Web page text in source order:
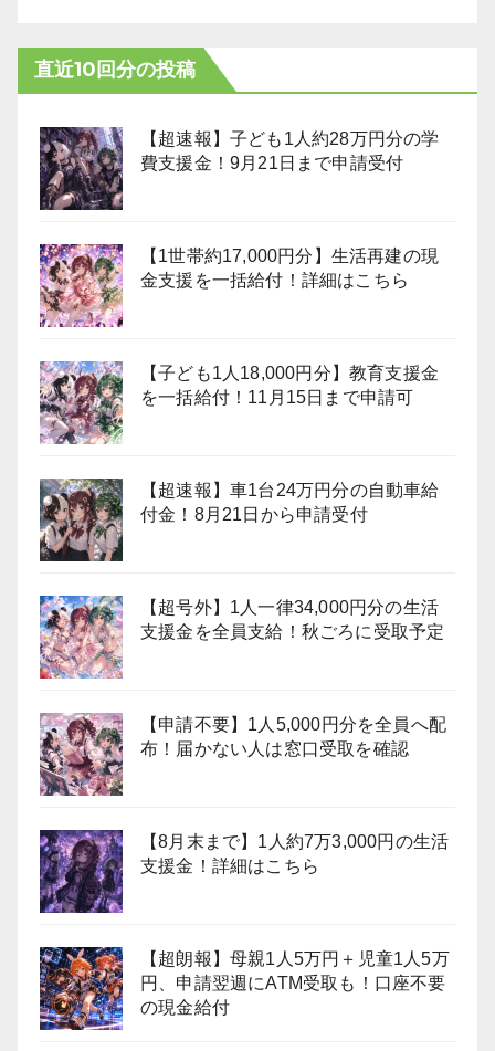
直近10回分の投稿
【超速報】子ども1人約28万円分の学
費支援金！9月21日まで申請受付
【1世帯約17,000円分】生活再建の現
金支援を一括給付！詳細はこちら
【子ども1人18,000円分】教育支援金
を一括給付！11月15日まで申請可
【超速報】車1台24万円分の自動車給
付金！8月21日から申請受付
【超号外】1人一律34,000円分の生活
支援金を全員支給！秋ごろに受取予定
【申請不要】1人5,000円分を全員へ配
布！届かない人は窓口受取を確認
【8月末まで】1人約7万3,000円の生活
支援金！詳細はこちら
【超朗報】母親1人5万円＋児童1人5万
円、申請翌週にATM受取も！口座不要
の現金給付